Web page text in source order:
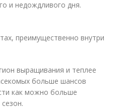
и недождливого дня.
преимущественно внутри
выращивания и теплее
больше шансов
как можно больше